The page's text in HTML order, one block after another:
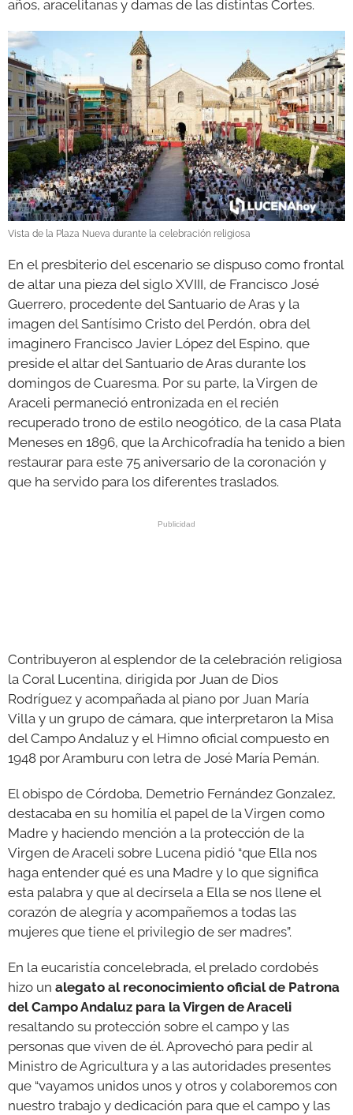
años, aracelitanas y damas de las distintas Cortes.
Vista de la Plaza Nueva durante la celebración religiosa
En el presbiterio del escenario se dispuso como frontal
de altar una pieza del siglo XVIII, de Francisco José
Guerrero, procedente del Santuario de Aras y la
imagen del Santísimo Cristo del Perdón, obra del
imaginero Francisco Javier López del Espino, que
preside el altar del Santuario de Aras durante los
domingos de Cuaresma. Por su parte, la Virgen de
Araceli permaneció entronizada en el recién
recuperado trono de estilo neogótico, de la casa Plata
Meneses en 1896, que la Archicofradía ha tenido a bien
restaurar para este 75 aniversario de la coronación y
que ha servido para los diferentes traslados.
Contribuyeron al esplendor de la celebración religiosa
la Coral Lucentina, dirigida por Juan de Dios
Rodríguez y acompañada al piano por Juan María
Villa y un grupo de cámara, que interpretaron la Misa
del Campo Andaluz y el Himno oficial compuesto en
1948 por Aramburu con letra de José María Pemán.
El obispo de Córdoba, Demetrio Fernández Gonzalez,
destacaba en su homilía el papel de la Virgen como
Madre y haciendo mención a la protección de la
Virgen de Araceli sobre Lucena pidió “que Ella nos
haga entender qué es una Madre y lo que significa
esta palabra y que al decírsela a Ella se nos llene el
corazón de alegría y acompañemos a todas las
mujeres que tiene el privilegio de ser madres”.
En la eucaristía concelebrada, el prelado cordobés
hizo un alegato al reconocimiento oficial de Patrona
del Campo Andaluz para la Virgen de Araceli
resaltando su protección sobre el campo y las
personas que viven de él. Aprovechó para pedir al
Ministro de Agricultura y a las autoridades presentes
que “vayamos unidos unos y otros y colaboremos con
nuestro trabajo y dedicación para que el campo y las